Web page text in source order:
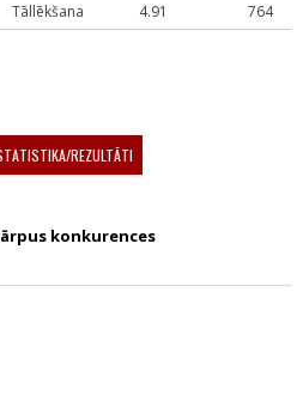
Tāllēkšana 4.91 764
REZULTĀTI
konkurences